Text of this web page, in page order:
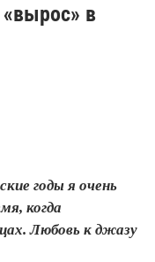
в
годы я очень
когда
Любовь к джазу